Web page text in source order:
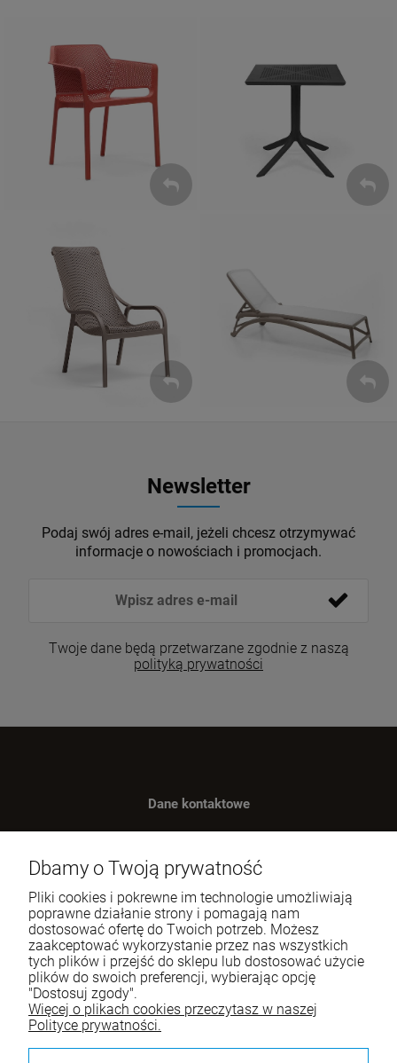
ZOBACZ ZOBACZ
Newsletter
Podaj swój adres e-mail, jeżeli chcesz otrzymywać
informacje o nowościach i promocjach.
Twoje dane będą przetwarzane zgodnie z naszą
polityką prywatności
Dane kontaktowe
ul. Wręczycka 268
42-202 Częstochowa
NIP: 9492236947
Tel.:
795-760-030
E-mail: sklep@itali.pl
Pomoc
Moje konto
Dbamy o Twoją prywatność
Pliki cookies i pokrewne im technologie umożliwiają
poprawne działanie strony i pomagają nam
dostosować ofertę do Twoich potrzeb. Możesz
zaakceptować wykorzystanie przez nas wszystkich
tych plików i przejść do sklepu lub dostosować użycie
plików do swoich preferencji, wybierając opcję
"Dostosuj zgody".
Więcej o plikach cookies przeczytasz w naszej
Polityce prywatności.